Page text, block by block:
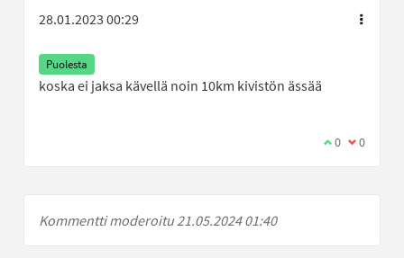
28.01.2023 00:29
Puolesta
koska ei jaksa kävellä noin 10km kivistön ässää
Olen samaa
0 Olen eri
0
Kommentti moderoitu 21.05.2024 01:40